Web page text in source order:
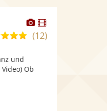
Dieser
Künstler
stellt
Dieser
Künstler
5,0
Sternen
(12)
und
Ob